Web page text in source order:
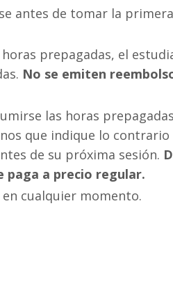
antes de tomar la
prepagadas, el
No se emiten
las horas
que indique lo
de su próxima sesión.
a precio regular.
cualquier momento.